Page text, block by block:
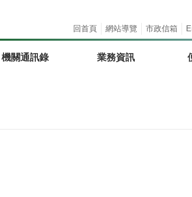
回首頁
網站導覽 市政信箱
機關通訊錄 業務資訊